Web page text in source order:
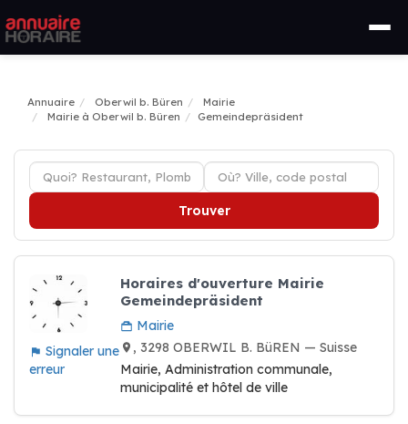
Annuaire Oberwil b. Büren
Mairie
Mairie à Oberwil b. Büren
Gemeindepräsident
Trouver
Signaler une
erreur
Horaires d'ouverture Mairie
Gemeindepräsident
Mairie
, 3298 OBERWIL B. BüREN — Suisse
Mairie, Administration communale,
municipalité et hôtel de ville